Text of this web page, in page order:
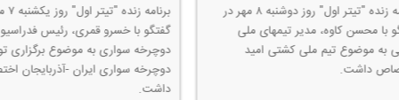
برنامه زنده "تیتر اول" روز دوشنبه ۸ مهر ‌در
با محسن كاوه، مدیر تیمهای ملی
به موضوع تیم ملی كشتی امید
داشت.
برنامه زنده "تیتر
گفتگو با خسرو قمری، رئیس فدراسیون
دوچرخه سواری به موضوع برگزاری تور
دوچرخه سواری ایران -آذربایجان
داشت.